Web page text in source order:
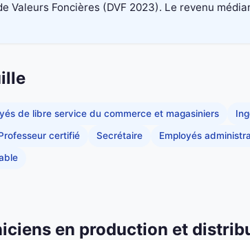
Valeurs Foncières (DVF 2023). Le revenu
de libre service du commerce et magasiniers
certifié Secrétaire Employés
en production et